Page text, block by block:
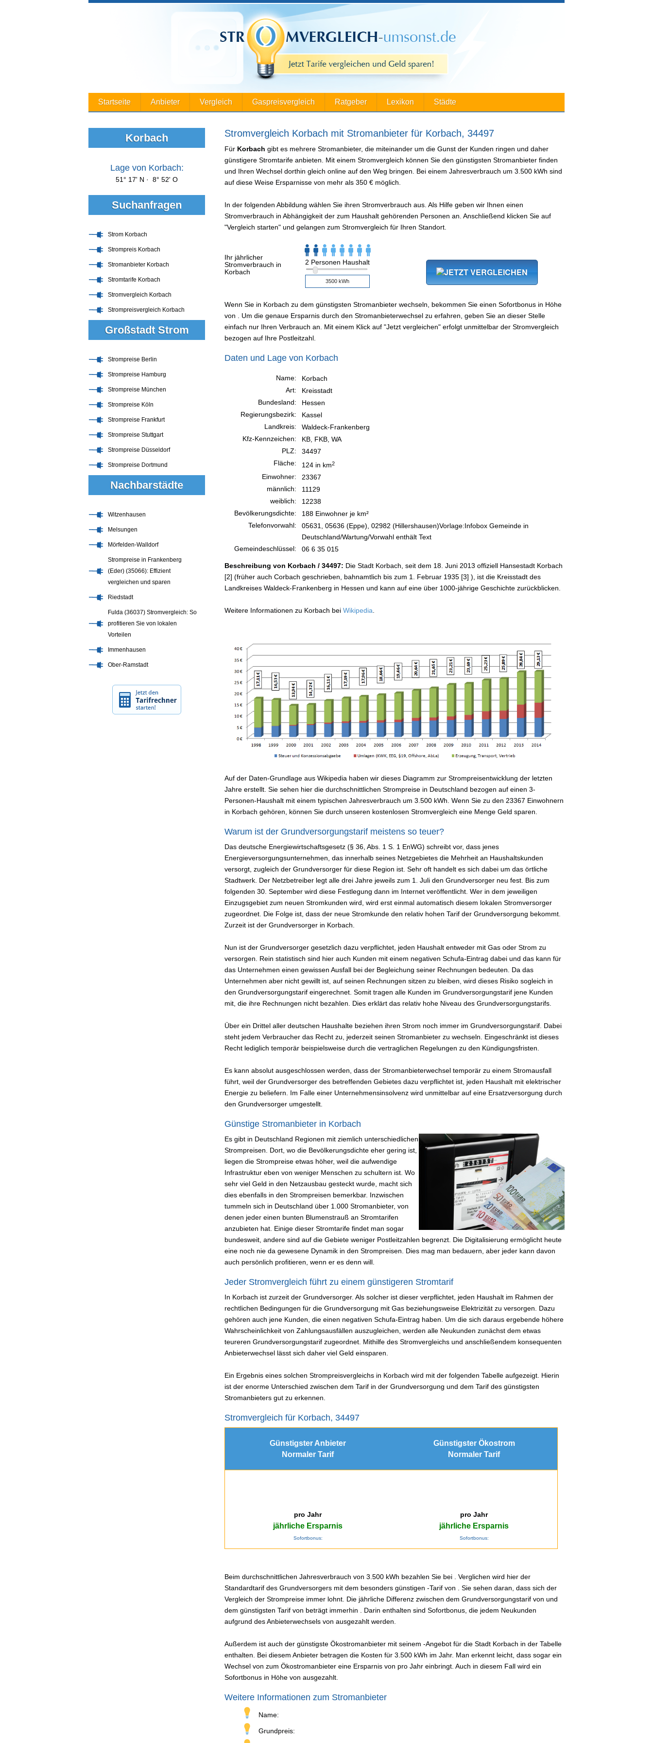
Startseite Anbieter Vergleich Gaspreisvergleich Ratgeber Lexikon Städte
Stromvergleich Korbach mit Stromanbieter für Korbach, 34497
Für Korbach gibt es mehrere Stromanbieter, die miteinander um die Gunst der Kunden ringen und daher
günstigere Stromtarife anbieten. Mit einem Stromvergleich können Sie den günstigsten Stromanbieter finden
und Ihren Wechsel dorthin gleich online auf den Weg bringen. Bei einem Jahresverbrauch um 3.500 kWh sind
auf diese Weise Ersparnisse von mehr als 350 € möglich.
In der folgenden Abbildung wählen Sie ihren Stromverbrauch aus. Als Hilfe geben wir Ihnen einen
Stromverbrauch in Abhängigkeit der zum Haushalt gehörenden Personen an. Anschließend klicken Sie auf
"Vergleich starten" und gelangen zum Stromvergleich für Ihren Standort.
Ihr jährlicher
Stromverbrauch in
Korbach
2 Personen Haushalt
Wenn Sie in Korbach zu dem günstigsten Stromanbieter wechseln, bekommen Sie einen Sofortbonus in Höhe
von . Um die genaue Ersparnis durch den Stromanbieterwechsel zu erfahren, geben Sie an dieser Stelle
einfach nur Ihren Verbrauch an. Mit einem Klick auf "Jetzt vergleichen" erfolgt unmittelbar der Stromvergleich
bezogen auf Ihre Postleitzahl.
Daten und Lage von Korbach
Name:
Korbach
Art:
Kreisstadt
Bundesland:
Hessen
Regierungsbezirk:
Kassel
Landkreis:
Waldeck-Frankenberg
Kfz-Kennzeichen:
KB, FKB, WA
PLZ:
34497
Fläche:
124 in km2
Einwohner:
23367
männlich:
11129
weiblich:
12238
Bevölkerungsdichte:
188 Einwohner je km²
Telefonvorwahl:
05631, 05636 (Eppe), 02982 (Hillershausen)Vorlage:Infobox Gemeinde in
Deutschland/Wartung/Vorwahl enthält Text
Gemeindeschlüssel:
06 6 35 015
Beschreibung von Korbach / 34497: Die Stadt Korbach, seit dem 18. Juni 2013 offiziell Hansestadt Korbach
[2] (früher auch Corbach geschrieben, bahnamtlich bis zum 1. Februar 1935 [3] ), ist die Kreisstadt des
Landkreises Waldeck-Frankenberg in Hessen und kann auf eine über 1000-jährige Geschichte zurückblicken.
Weitere Informationen zu Korbach bei Wikipedia
Auf der Daten-Grundlage aus Wikipedia haben wir dieses Diagramm zur Strompreisentwicklung der letzten
Jahre erstellt. Sie sehen hier die durchschnittlichen Strompreise in Deutschland bezogen auf einen 3-
Personen-Haushalt mit einem typischen Jahresverbrauch um 3.500 kWh. Wenn Sie zu den 23367 Einwohnern
in Korbach gehören, können Sie durch unseren kostenlosen Stromvergleich eine Menge Geld sparen.
Warum ist der Grundversorgungstarif meistens so teuer?
Das deutsche Energiewirtschaftsgesetz (§ 36, Abs. 1 S. 1 EnWG) schreibt vor, dass jenes
Energieversorgungsunternehmen, das innerhalb seines Netzgebietes die Mehrheit an Haushaltskunden
versorgt, zugleich der Grundversorger für diese Region ist. Sehr oft handelt es sich dabei um das örtliche
Stadtwerk. Der Netzbetreiber legt alle drei Jahre jeweils zum 1. Juli den Grundversorger neu fest. Bis zum
folgenden 30. September wird diese Festlegung dann im Internet veröffentlicht. Wer in dem jeweiligen
Einzugsgebiet zum neuen Stromkunden wird, wird erst einmal automatisch diesem lokalen Stromversorger
zugeordnet. Die Folge ist, dass der neue Stromkunde den relativ hohen Tarif der Grundversorgung bekommt.
Zurzeit ist der Grundversorger in Korbach.
Nun ist der Grundversorger gesetzlich dazu verpflichtet, jeden Haushalt entweder mit Gas oder Strom zu
versorgen. Rein statistisch sind hier auch Kunden mit einem negativen Schufa-Eintrag dabei und das kann für
das Unternehmen einen gewissen Ausfall bei der Begleichung seiner Rechnungen bedeuten. Da das
Unternehmen aber nicht gewillt ist, auf seinen Rechnungen sitzen zu bleiben, wird dieses Risiko sogleich in
den Grundversorgungstarif eingerechnet. Somit tragen alle Kunden im Grundversorgungstarif jene Kunden
mit, die ihre Rechnungen nicht bezahlen. Dies erklärt das relativ hohe Niveau des Grundversorgungstarifs.
Über ein Drittel aller deutschen Haushalte beziehen ihren Strom noch immer im Grundversorgungstarif. Dabei
steht jedem Verbraucher das Recht zu, jederzeit seinen Stromanbieter zu wechseln. Eingeschränkt ist dieses
Recht lediglich temporär beispielsweise durch die vertraglichen Regelungen zu den Kündigungsfristen.
Es kann absolut ausgeschlossen werden, dass der Stromanbieterwechsel temporär zu einem Stromausfall
führt, weil der Grundversorger des betreffenden Gebietes dazu verpflichtet ist, jeden Haushalt mit elektrischer
Energie zu beliefern. Im Falle einer Unternehmensinsolvenz wird unmittelbar auf eine Ersatzversorgung durch
den Grundversorger umgestellt.
Günstige Stromanbieter in Korbach
Es gibt in Deutschland Regionen mit ziemlich unterschiedlichen
Strompreisen. Dort, wo die Bevölkerungsdichte eher gering ist,
liegen die Strompreise etwas höher, weil die aufwendige
Infrastruktur eben von weniger Menschen zu schultern ist. Wo
sehr viel Geld in den Netzausbau gesteckt wurde, macht sich
dies ebenfalls in den Strompreisen bemerkbar. Inzwischen
tummeln sich in Deutschland über 1.000 Stromanbieter, von
denen jeder einen bunten Blumenstrauß an Stromtarifen
anzubieten hat. Einige dieser Stromtarife findet man sogar
bundesweit, andere sind auf die Gebiete weniger Postleitzahlen begrenzt. Die Digitalisierung ermöglicht heute
eine noch nie da gewesene Dynamik in den Strompreisen. Dies mag man bedauern, aber jeder kann davon
auch persönlich profitieren, wenn er es denn will.
Jeder Stromvergleich führt zu einem günstigeren Stromtarif
In Korbach ist zurzeit der Grundversorger. Als solcher ist dieser verpflichtet, jeden Haushalt im Rahmen der
rechtlichen Bedingungen für die Grundversorgung mit Gas beziehungsweise Elektrizität zu versorgen. Dazu
gehören auch jene Kunden, die einen negativen Schufa-Eintrag haben. Um die sich daraus ergebende höhere
Wahrscheinlichkeit von Zahlungsausfällen auszugleichen, werden alle Neukunden zunächst dem etwas
teureren Grundversorgungstarif zugeordnet. Mithilfe des Stromvergleichs und anschließendem konsequenten
Anbieterwechsel lässt sich daher viel Geld einsparen.
Ein Ergebnis eines solchen Strompreisvergleichs in Korbach wird mit der folgenden Tabelle aufgezeigt. Hierin
ist der enorme Unterschied zwischen dem Tarif in der Grundversorgung und dem Tarif des günstigsten
Stromanbieters gut zu erkennen.
Stromvergleich für Korbach, 34497
Günstigster Anbieter
Normaler Tarif
Günstigster Ökostrom
Normaler Tarif
pro Jahr
jährliche Ersparnis
Sofortbonus:
pro Jahr
jährliche Ersparnis
Sofortbonus:
Beim durchschnittlichen Jahresverbrauch von 3.500 kWh bezahlen Sie bei . Verglichen wird hier der
Standardtarif des Grundversorgers mit dem besonders günstigen -Tarif von . Sie sehen daran, dass sich der
Vergleich der Strompreise immer lohnt. Die jährliche Differenz zwischen dem Grundversorgungstarif von und
dem günstigsten Tarif von beträgt immerhin . Darin enthalten sind Sofortbonus, die jedem Neukunden
aufgrund des Anbieterwechsels von ausgezahlt werden.
Außerdem ist auch der günstigste Ökostromanbieter mit seinem -Angebot für die Stadt Korbach in der Tabelle
enthalten. Bei diesem Anbieter betragen die Kosten für 3.500 kWh im Jahr. Man erkennt leicht, dass sogar ein
Wechsel von zum Ökostromanbieter eine Ersparnis von pro Jahr einbringt. Auch in diesem Fall wird ein
Sofortbonus in Höhe von ausgezahlt.
Weitere Informationen zum Stromanbieter
Name:
Grundpreis:
Korbach
Lage von Korbach:
51° 17' N · 8° 52' O
Suchanfragen
Strom Korbach
Strompreis Korbach
Stromanbieter Korbach
Stromtarife Korbach
Stromvergleich Korbach
Strompreisvergleich Korbach
Großstadt Strom
Strompreise Berlin
Strompreise Hamburg
Strompreise München
Strompreise Köln
Strompreise Frankfurt
Strompreise Stuttgart
Strompreise Düsseldorf
Strompreise Dortmund
Nachbarstädte
Witzenhausen
Melsungen
Mörfelden-Walldorf
Strompreise in Frankenberg
(Eder) (35066): Effizient
vergleichen und sparen
Riedstadt
Fulda (36037) Stromvergleich: So
profitieren Sie von lokalen
Vorteilen
Immenhausen
Ober-Ramstadt